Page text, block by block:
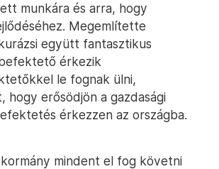
munkára és arra, hogy
Megemlítette
együtt fantasztikus
érkezik
le fognak ülni,
hogy erősödjön a gazdasági
érkezzen az országba.
mindent el fog követni